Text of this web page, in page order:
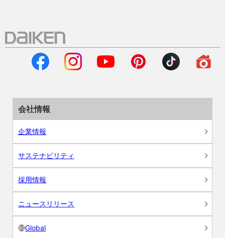
会社情報
企業情報
サステナビリティ
採用情報
ニュースリリース
Global